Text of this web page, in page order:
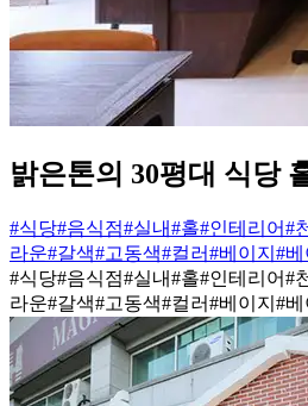
밝은톤의 30평대 식당
#식당#음식점#실내#홀#인테리어#
라운#갈색#고동색#컬러#베이지 #베
#식당#음식점#실내#홀#인테리어#
라운#갈색#고동색#컬러#베이지 #베